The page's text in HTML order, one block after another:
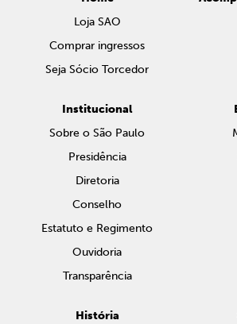
Loja SAO
Comprar ingressos
Seja Sócio Torcedor
Institucional
Sobre o São Paulo
Presidência
Diretoria
Conselho
Estatuto e Regimento
Ouvidoria
Transparência
História